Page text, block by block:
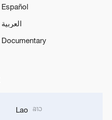
Español
العربية
Documentary
Lao ລາວ